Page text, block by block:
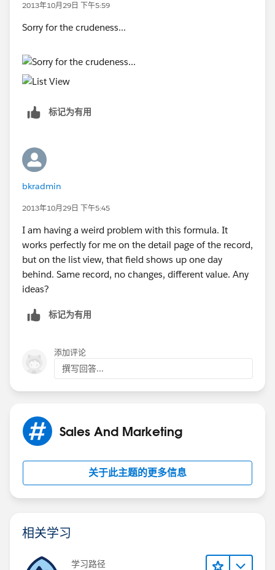
2013年10月29日 下午5:59
Sorry for the crudeness...
标记为有用
bkradmin
2013年10月29日 下午5:45
I am having a weird problem with this formula. It
works perfectly for me on the detail page of the record,
but on the list view, that field shows up one day
behind. Same record, no changes, different value. Any
ideas?
标记为有用
添加评论
撰写回答...
Sales And Marketing
关于此主题的更多信息
相关学习
学习路径